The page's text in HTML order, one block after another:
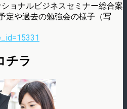
ョナルビジネスセミナー総合案
定や過去の勉強会の様子（写
チラ